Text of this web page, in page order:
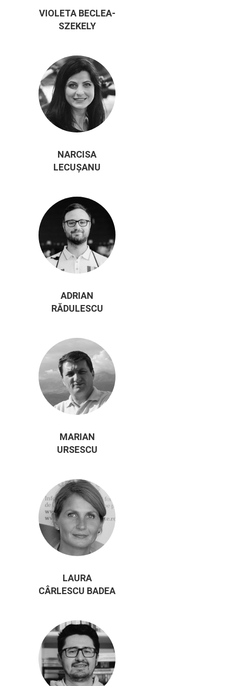
VIOLETA BECLEA-
SZEKELY
NARCISA
LECUȘANU
ADRIAN
RĂDULESCU
MARIAN
URSESCU
LAURA
CÂRLESCU BADEA